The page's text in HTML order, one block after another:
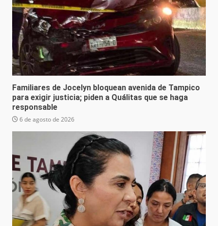
Familiares de Jocelyn bloquean avenida de Tampico
para exigir justicia; piden a Quálitas que se haga
responsable
6 de agosto de 2026